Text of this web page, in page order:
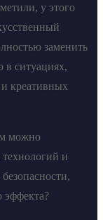
у этого
заменить
в ситуациях,
креативных
можно
технологий и
эффекта?